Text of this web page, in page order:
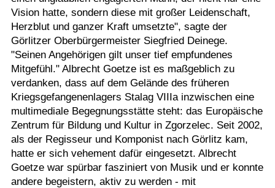
Vision hatte, sondern diese mit großer Leidenschaft,
Herzblut und ganzer Kraft umsetzte", sagte der
Görlitzer Oberbürgermeister Siegfried Deinege.
"Seinen Angehörigen gilt unser tief empfundenes
Mitgefühl." Albrecht Goetze ist es maßgeblich zu
verdanken, dass auf dem Gelände des früheren
Kriegsgefangenenlagers Stalag VIIIa inzwischen eine
multimediale Begegnungsstätte steht: das Europäische
Zentrum für Bildung und Kultur in Zgorzelec. Seit 2002,
als der Regisseur und Komponist nach Görlitz kam,
hatte er sich vehement dafür eingesetzt. Albrecht
Goetze war spürbar fasziniert von Musik und er konnte
andere begeistern, aktiv zu werden - mit